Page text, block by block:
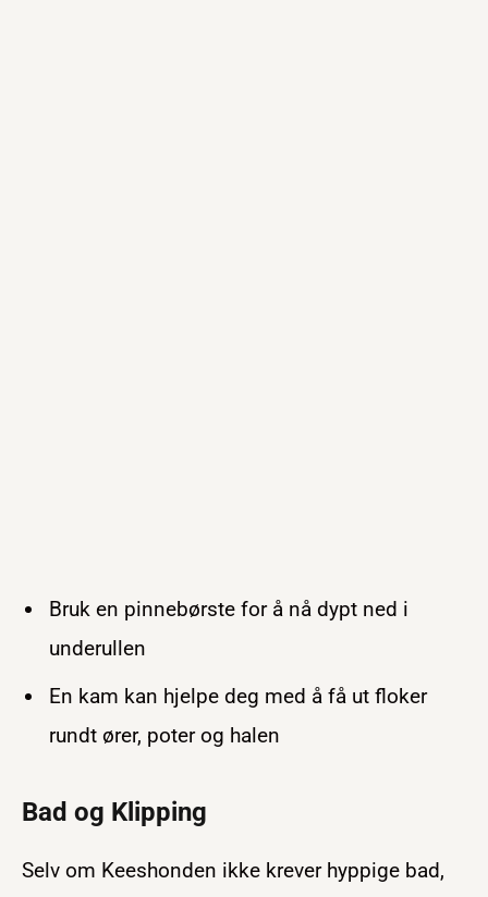
Bruk en pinnebørste for å nå dypt ned i
underullen
En kam kan hjelpe deg med å få ut floker
rundt ører, poter og halen
Bad og Klipping
Selv om Keeshonden ikke krever hyppige bad,